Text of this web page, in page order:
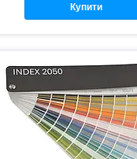
Купити